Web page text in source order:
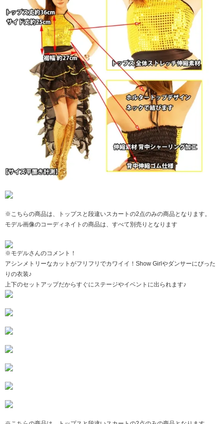
※こちらの商品は、トップスと段違いスカートの2点のみの商品となります。
モデル画像のコーディネイトの商品は、すべて別売りとなります
※モデルさんのコメント！
アシンメトリーなカットがフリフリでカワイイ！Show Girlやダンサーにぴった
りの衣装♪
上下のセットアップだからすぐにステージやイベントに出られます♪